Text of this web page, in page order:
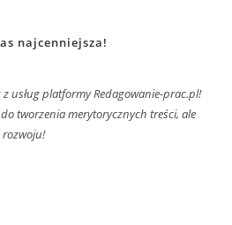
najcenniejsza!
z usług platformy Redagowanie-prac.pl!
tworzenia merytorycznych treści, ale
rozwoju!